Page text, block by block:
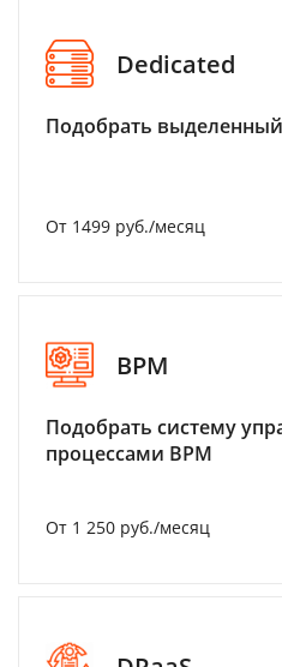
Dedicated
Подобрать
От 1499 руб./месяц
BPM
Подобрать систему
процессами BPM
От 1 250 руб./месяц